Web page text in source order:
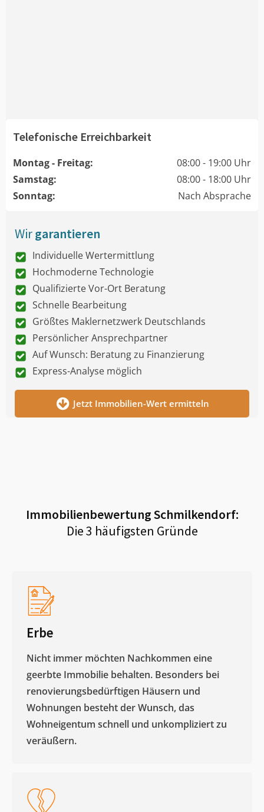
Telefonische Erreichbarkeit
Montag - Freitag:
08:00 - 19:00 Uhr
Samstag:
08:00 - 18:00 Uhr
Sonntag:
Nach Absprache
Wirgarantieren
Individuelle Wertermittlung
Hochmoderne Technologie
Qualifizierte Vor-Ort Beratung
Schnelle Bearbeitung
Größtes Maklernetzwerk Deutschlands
Persönlicher Ansprechpartner
Auf Wunsch: Beratung zu Finanzierung
Express-Analyse möglich
Jetzt Immobilien-Wert ermitteln
ImmobilienbewertungSchmilkendorf:
Die 3 häufigsten Gründe
Erbe
Nicht immer möchten Nachkommen eine
geerbte Immobilie behalten. Besonders bei
renovierungsbedürftigen Häusern und
Wohnungen besteht der Wunsch, das
Wohneigentum schnell und unkompliziert zu
veräußern. ​